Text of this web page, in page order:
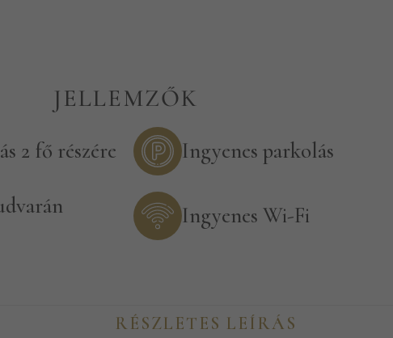
JELLEMZŐK
2 fő részére Ingyenes parkolás
Ingyenes Wi-Fi
RÉSZLETES LEÍRÁS